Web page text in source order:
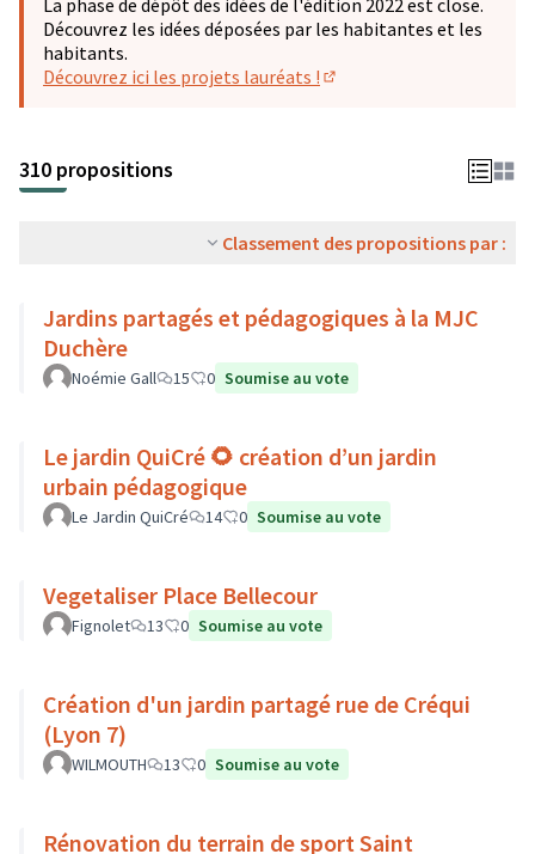
La phase de dépôt des idées de l'édition 2022 est close.
Découvrez les idées déposées par les habitantes et les
habitants.
Découvrez ici les projets lauréats !
310 propositions
Classement des propositions par :
Jardins partagés et pédagogiques à la MJC
Duchère
Noémie Gall 15 0 Soumise au vote
Le jardin QuiCré 🌻 création d’un jardin
urbain pédagogique
Le Jardin QuiCré 14 0 Soumise au vote
Vegetaliser Place Bellecour
Fignolet 13 0 Soumise au vote
Création d'un jardin partagé rue de Créqui
(Lyon 7)
WILMOUTH 13 0 Soumise au vote
Rénovation du terrain de sport Saint